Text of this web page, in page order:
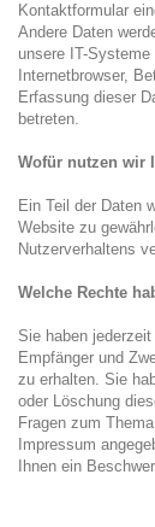
Kontaktformular
Andere Daten
unsere IT-
Internetbrowser,
Erfassung dieser
betreten.
Wofür nutzen wir
Ein Teil der Daten
Website zu
Nutzerverhaltens
Welche Rechte
Sie haben
Empfänger und
zu erhalten. Sie
oder Löschung
Fragen zum
Impressum
Ihnen ein